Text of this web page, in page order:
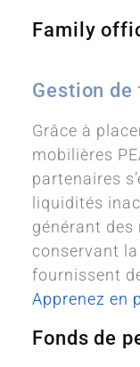
Family
Gestion
Grâce à
mobilières
partenaires
liquidités
générant des
conservant
fournissent
Apprenez en
Fonds de